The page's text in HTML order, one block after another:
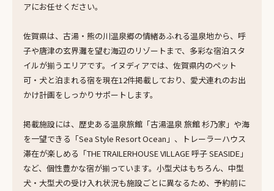
アにお任せください。
佐賀県は、古湯・熊の川温泉郷の情緒あふれる温泉地から、呼
子や唐津の玄界灘を望む海辺のリゾートまで、多彩な宿泊スタ
イルが揃うエリアです。イヌディアでは、佐賀県内のペット
可・犬と泊まれる宿を現在12件掲載しており、愛犬連れのお出
かけ計画をしっかりサポートします。
掲載施設には、歴史ある温泉旅館「古湯温泉 旅館 杉乃家」や海
を一望できる「Sea Style Resort Ocean」、トレーラーハウス
滞在が楽しめる「THE TRAILERHOUSE VILLAGE 呼子 SEASIDE」
など、個性豊かな宿が揃っています。小型犬はもちろん、中型
犬・大型犬の受け入れ状況も施設ごとに異なるため、予約前に